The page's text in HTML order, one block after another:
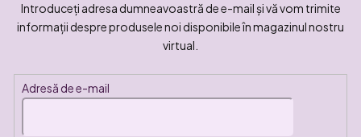
Introduceţi adresa dumneavoastră de e-mail şi vă vom trimite
informaţii despre produsele noi disponibile în magazinul nostru
virtual.
Adresă de e-mail